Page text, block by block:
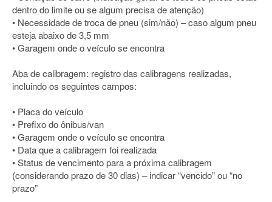
dentro do limite ou se algum precisa de atenção)
• Necessidade de troca de pneu (sim/não) – caso algum pneu
esteja abaixo de 3,5 mm
• Garagem onde o veículo se encontra
Aba de calibragem: registro das calibragens realizadas,
incluindo os seguintes campos:
• Placa do veículo
• Prefixo do ônibus/van
• Garagem onde o veículo se encontra
• Data que a calibragem foi realizada
• Status de vencimento para a próxima calibragem
(considerando prazo de 30 dias) – indicar “vencido” ou “no
prazo”